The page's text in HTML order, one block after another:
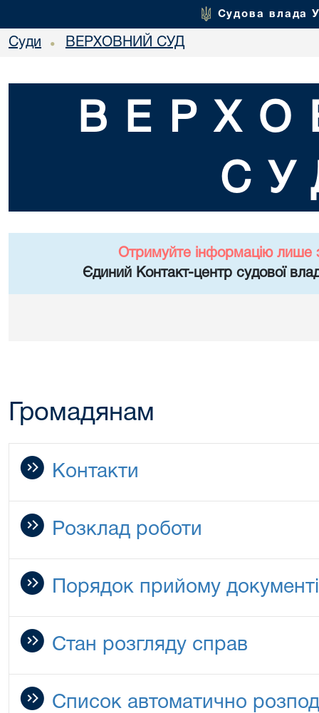
Судова влада
Суди • ВЕРХОВНИЙ СУД
Отримуйте інформацію лише
Єдиний Контакт-центр судової
Громадянам
Контакти
Розклад роботи
Порядок прийому
Стан розгляду справ
Список автоматично